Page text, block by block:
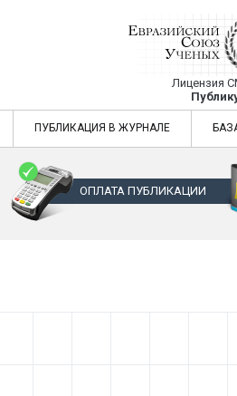
Евразийский
Лицензия
Евразийский Союз Ученых —
ПУБЛИКАЦИЯ В ЖУРНАЛЕ
ОПЛАТА ПУБЛИКАЦИИ